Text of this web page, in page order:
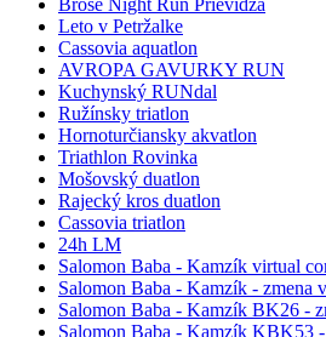
Brose Night Run Prievidza
Leto v Petržalke
Cassovia aquatlon
AVROPA GAVURKY RUN
Kuchynský RUNdal
Ružínsky triatlon
Hornoturčiansky akvatlon
Triathlon Rovinka
Mošovský duatlon
Rajecký kros duatlon
Cassovia triatlon
24h LM
Salomon Baba - Kamzík virtual
Salomon Baba - Kamzík - zmena
Salomon Baba - Kamzík BK26 -
Salomon Baba - Kamzík KBK53